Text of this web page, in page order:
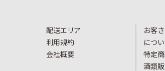
配送エリア
利用規約
会社概要
お客
につ
特定
酒類